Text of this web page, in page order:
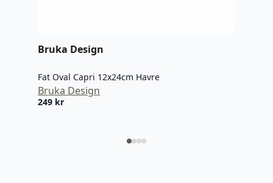
Bruka Design
Fat Oval Capri 12x24cm Havre
Bruka Design
249 kr